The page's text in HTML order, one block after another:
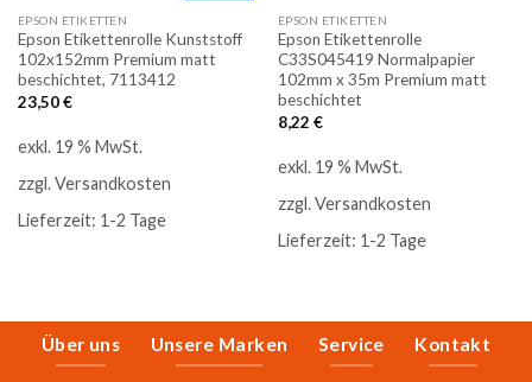
EPSON ETIKETTEN
Epson Etikettenrolle Kunststoff
102x152mm Premium matt
beschichtet, 7113412
23,50€
exkl. 19 % MwSt.
zzgl.Versandkosten
Lieferzeit: 1-2 Tage
EPSON ETIKETTEN
Epson Etikettenrolle
C33S045419 Normalpapier
102mm x 35m Premium matt
beschichtet
8,22 €
exkl. 19 % MwSt.
zzgl.Versandkosten
Lieferzeit: 1-2 Tage
Über uns Unsere Marken Service Kontakt